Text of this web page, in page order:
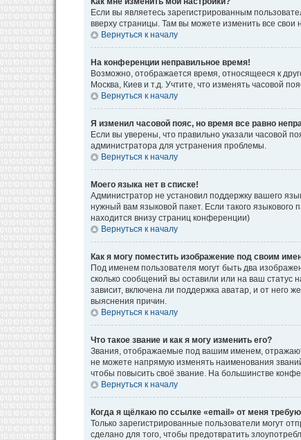
Если вы являетесь зарегистрированным
вверху страницы. Там вы можете изменить все свои
Вернуться к началу
На конференции неправильное время!
Возможно, отображается время, относящееся к
Москва, Киев и т.д. Учтите, что изменять часовой
Вернуться к началу
Я изменил часовой пояс, но время все равно
Если вы уверены, что правильно указали часовой
администратора для устранения проблемы.
Вернуться к началу
Моего языка нет в списке!
Администратор не установил поддержку вашего
нужный вам языковой пакет. Если такого
находится внизу страниц конференции)
Вернуться к началу
Как я могу поместить изображение под своим
Под именем пользователя могут быть два
сколько сообщений вы оставили или на ваш статус
зависит, включена ли поддержка аватар, и от него
выяснения причин.
Вернуться к началу
Что такое звание и как я могу изменить его?
Звания, отображаемые под вашим именем,
не можете напрямую изменять наименования
чтобы повысить своё звание. На большинстве
Вернуться к началу
Когда я щёлкаю по ссылке «email» от меня
Только зарегистрированные пользователи могут
сделано для того, чтобы предотвратить